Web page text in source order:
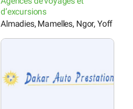
d’excursions
Almadies, Mamelles, Ngor, Yoff